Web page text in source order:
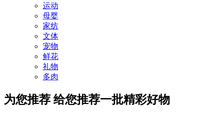
运动
母婴
家纺
文体
宠物
鲜花
礼物
多肉
为您推荐 给您推荐一批精彩好物